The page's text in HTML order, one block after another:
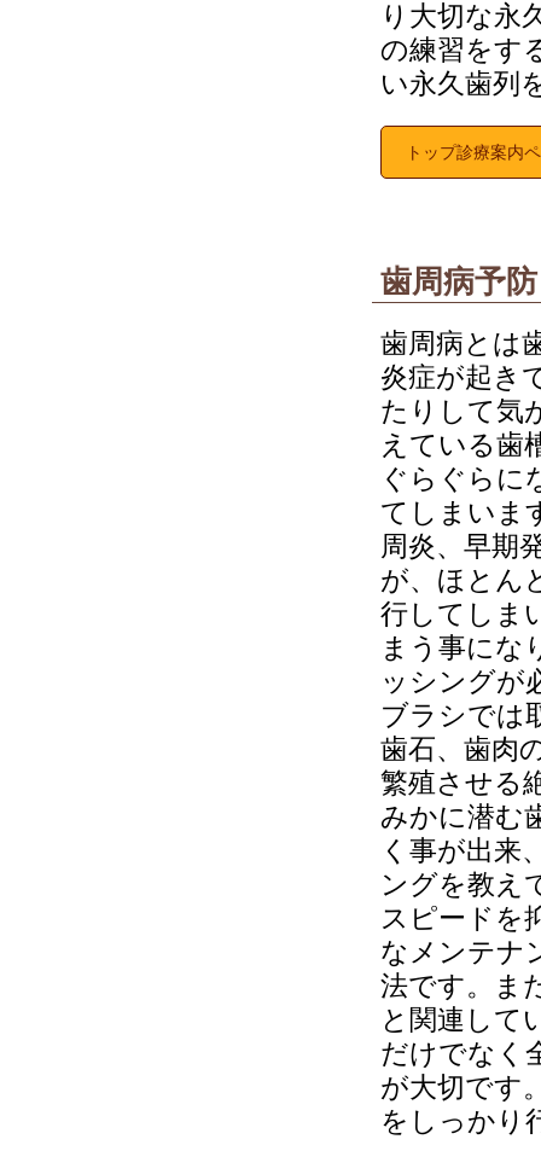
り大切な永
の練習をす
い永久歯列
トップ診療案内
歯周病予
歯周病とは
炎症が起き
たりして気
えている歯
ぐらぐらに
てしまいま
周炎、早期
が、ほとん
行してしま
まう事にな
ッシングが
ブラシでは
歯石、歯肉
繁殖させる
みかに潜む
く事が出来
ングを教え
スピードを
なメンテナ
法です。ま
と関連して
だけでなく
が大切です
をしっかり